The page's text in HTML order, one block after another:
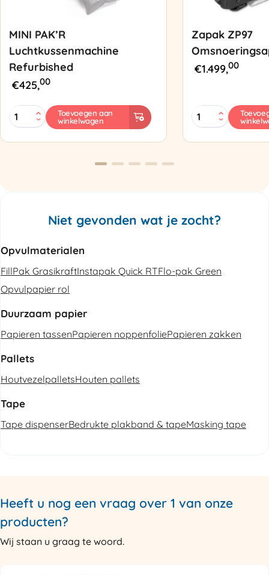
MINI PAK’R
Luchtkussenmachine
Refurbished
€425,00
MINI
PAK'R
Refurbished
Toevoegen aan
winkelwagen
Zapak ZP97
€1.499,00
Zapak
ZP97
aantal
Niet gevonden wat je zocht?
Opvulmaterialen
FillPak GrasikraftInstapak Quick RTFlo-pak Green
Opvulpapier rol
Duurzaam papier
Papieren tassenPapieren noppenfoliePapieren zakken
Pallets
HoutvezelpalletsHouten pallets
Tape
Tape dispenserBedrukte plakband & tapeMasking tape
Heeft u nog een vraag over 1 van onze
producten?
Wij staan u graag te woord.